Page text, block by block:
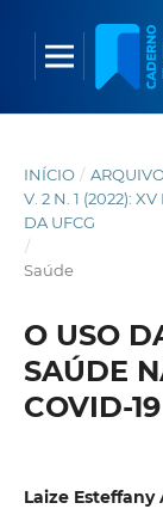
INÍCIO /
V. 2 N. 1 (2022):
DA UFCG
/
Saúde
O USO
SAÚDE
COVID-
Laize Esteffany